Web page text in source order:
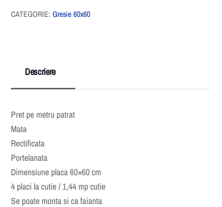
CATEGORIE:Gresie 60x60
Descriere
Pret pe metru patrat
Mata
Rectificata
Portelanata
Dimensiune placa 60×60 cm
4 placi la cutie / 1,44 mp cutie
Se poate monta si ca faianta